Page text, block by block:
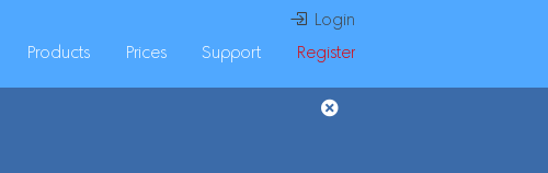
 Login
Products
Prices Support Register